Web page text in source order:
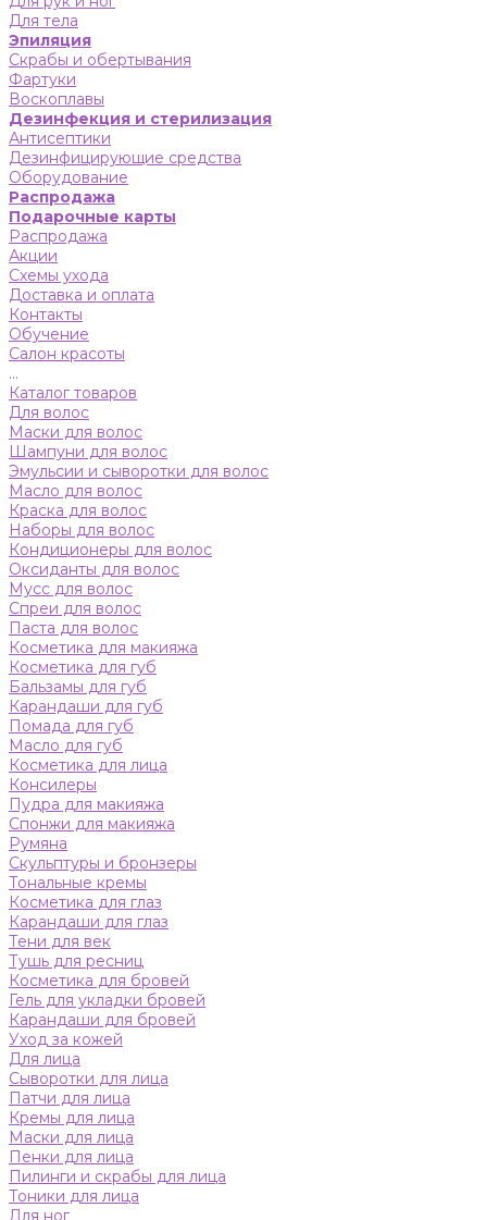
Для тела
Эпиляция
Скрабы и обертывания
Фартуки
Воскоплавы
Дезинфекция и стерилизация
Антисептики
Дезинфицирующие средства
Оборудование
Распродажа
Подарочные карты
Распродажа
Акции
Схемы ухода
Доставка и оплата
Контакты
Обучение
Салон красоты
...
Каталог товаров
Для волос
Маски для волос
Шампуни для волос
Эмульсии и сыворотки для волос
Масло для волос
Краска для волос
Наборы для волос
Кондиционеры для волос
Оксиданты для волос
Мусс для волос
Спреи для волос
Паста для волос
Косметика для макияжа
Косметика для губ
Бальзамы для губ
Карандаши для губ
Помада для губ
Масло для губ
Косметика для лица
Консилеры
Пудра для макияжа
Спонжи для макияжа
Румяна
Скульптуры и бронзеры
Тональные кремы
Косметика для глаз
Карандаши для глаз
Тени для век
Тушь для ресниц
Косметика для бровей
Гель для укладки бровей
Карандаши для бровей
Уход за кожей
Для лица
Сыворотки для лица
Патчи для лица
Кремы для лица
Маски для лица
Пенки для лица
Пилинги и скрабы для лица
Тоники для лица
Для ног